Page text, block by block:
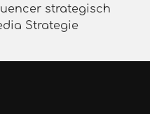
strategisch
Strategie